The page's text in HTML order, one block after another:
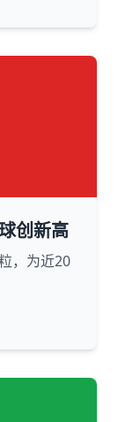
创新高
，为近20